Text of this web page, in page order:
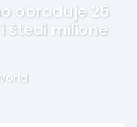
obrađuje 25
štedi milione